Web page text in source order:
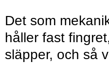
Det som
håller fast
släpper, och så